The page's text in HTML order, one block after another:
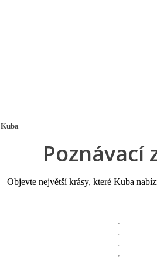
Kuba
Poznávací
Objevte největší krásy, které Kuba